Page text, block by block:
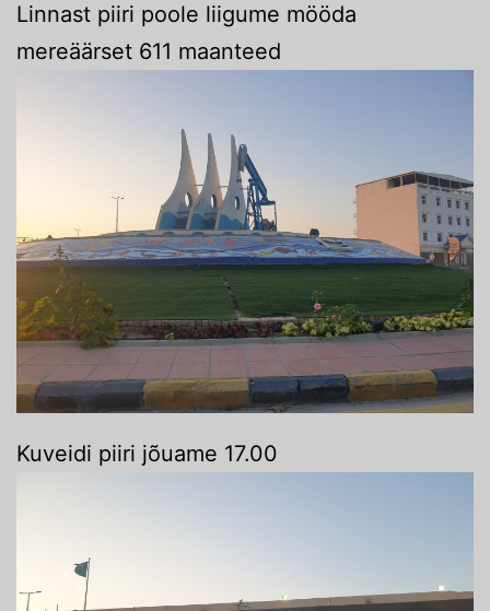
Linnast piiri poole liigume mööda
mereäärset 611 maanteed
Kuveidi piiri jõuame 17.00